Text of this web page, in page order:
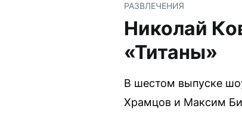
РАЗВЛЕЧЕНИЯ
Николай
«Титаны»
В шестом выпуске
Храмцов и Максим